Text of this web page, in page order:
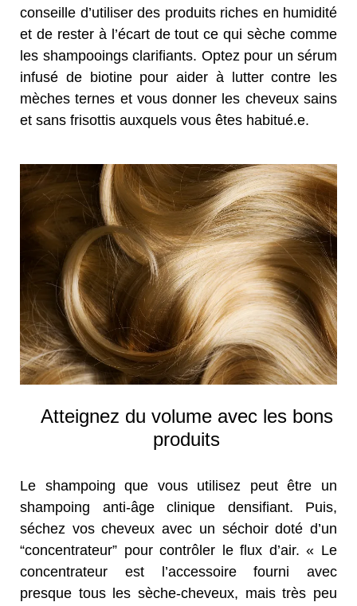
conseille d’utiliser des produits riches en humidité
et de rester à l’écart de tout ce qui sèche comme
les shampooings clarifiants. Optez pour un sérum
infusé de biotine pour aider à lutter contre les
mèches ternes et vous donner les cheveux sains
et sans frisottis auxquels vous êtes habitué.e.
Atteignez du volume avec les bons
produits
Le shampoing que vous utilisez peut être un
shampoing anti-âge clinique densifiant. Puis,
séchez vos cheveux avec un séchoir doté d’un
“concentrateur” pour contrôler le flux d’air. « Le
concentrateur est l’accessoire fourni avec
presque tous les sèche-cheveux, mais très peu